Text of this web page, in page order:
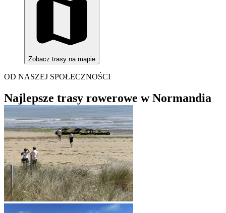
Zobacz trasy na mapie
OD NASZEJ SPOŁECZNOŚCI
Najlepsze trasy rowerowe w Normandia